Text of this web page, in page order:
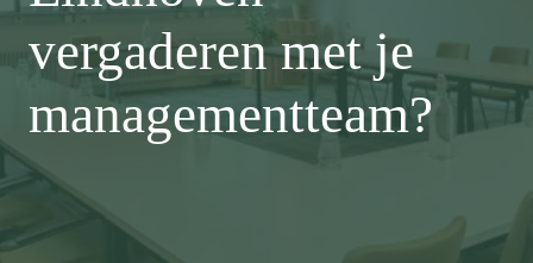
vergaderen met je
managementteam?